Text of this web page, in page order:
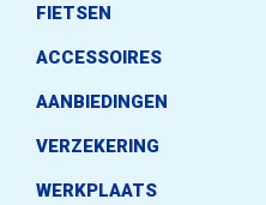
FIETSEN
ACCESSOIRES
AANBIEDINGEN
VERZEKERING
WERKPLAATS